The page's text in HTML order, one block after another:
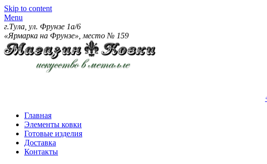
Skip to content
Menu
г.Тула, ул. Фрунзе 1а/6
«Ярмарка на Фрунзе», место № 159
Главная
Элементы ковки
Готовые изделия
Доставка
Контакты